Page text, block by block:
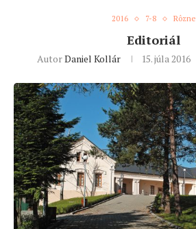
2016 7-8 Rôzne
Editoriál
AutorDaniel Kollár 15. júla 2016